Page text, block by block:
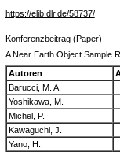
https://elib.dlr.de/58737/
Konferenzbeitrag (Paper)
A Near Earth Object Sample
Autoren
Barucci, M. A.
Yoshikawa, M.
Michel, P.
Kawaguchi, J.
Yano, H.